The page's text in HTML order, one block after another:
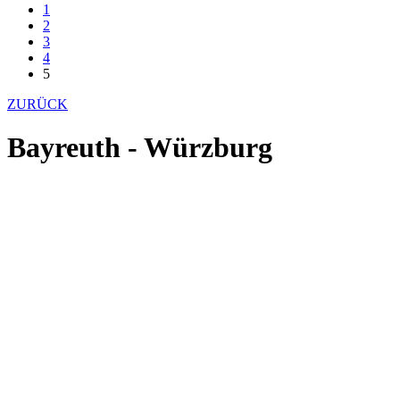
1
2
3
4
5
ZURÜCK
Bayreuth - Würzburg